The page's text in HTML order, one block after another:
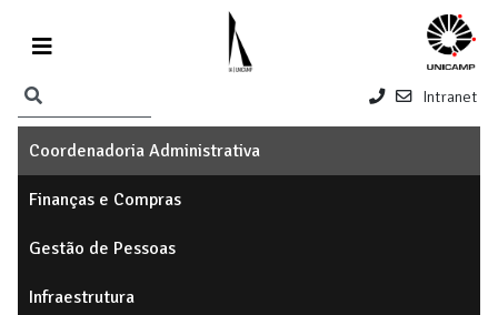
Intranet
Coordenadoria Administrativa
Finanças e Compras
Gestão de Pessoas
Infraestrutura